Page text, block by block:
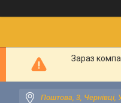
Зараз
Поштова, 3, Чернівці,